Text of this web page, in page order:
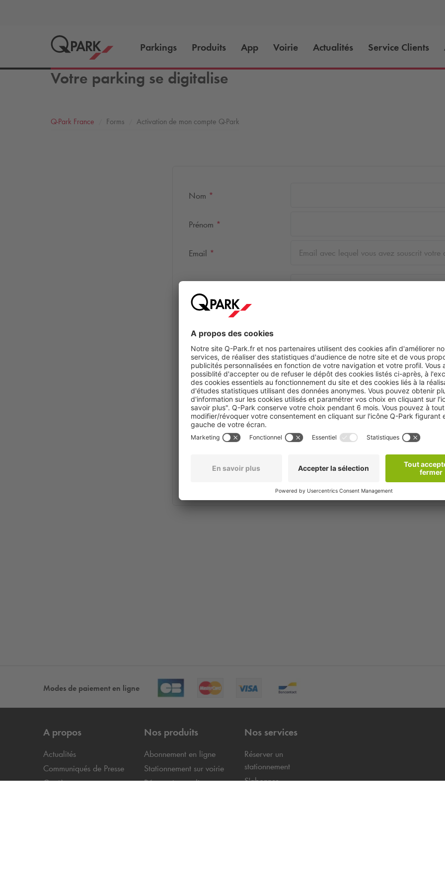
Parkings Produits App Voirie Actualités Service Clients
Votre parking se digitalise
Q-Park France Forms Activation de mon compte Q-Park
Nom *
Prénom *
Email *
Numéro client
Demande spécifique
Je confirme faire une demande d'activation de compte et non une
réinitialisation de mot de passe
Modes de paiement en ligne
A propos
Actualités
Communiqués de Presse
Carrière
Nos produits
Abonnement en ligne
Stationnement sur voirie
Réservation en ligne
Nos services
Réserver un
stationnement
S'abonner